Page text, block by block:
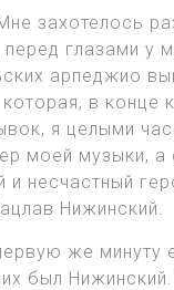
захотелось
глазами у
арпеджио
в конце
я целыми
моей музыки,
несчастный
Нижинский.
же минуту
был